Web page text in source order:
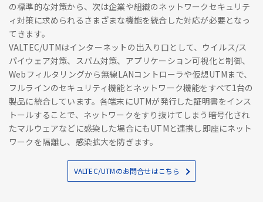
の標準的な対策から、次は企業や組織のネットワークセキュリテ
ィ対策に求められるさまざまな機能を統合した対応が必要となっ
てきます。
VALTEC/UTMはインターネットの出入り口として、ウイルス/ス
パイウェア対策、スパム対策、アプリケーション可視化と制御、
Webフィルタリングから無線LANコントローラや仮想UTMまで、
フルラインのセキュリティ機能とネットワーク機能をすべて1台の
製品に統合しています。各端末にUTMが発行した証明書をインス
トールすることで、ネットワークをすり抜けてしまう暗号化され
たマルウェアなどに感染した場合にもUTMと連携し即座にネット
ワークを隔離し、感染拡大を防ぎます。
VALTEC/UTMのお問合せはこちら